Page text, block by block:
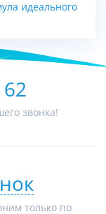
идеального
звонка!
только по